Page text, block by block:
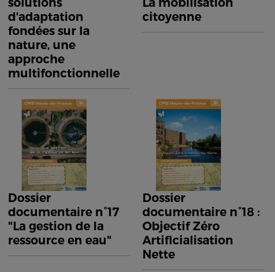
d'adaptation
fondées sur la
nature, une
approche
multifonctionnelle
citoyenne
Dossier
documentaire n°17
"La gestion de la
ressource en eau"
Dossier
documentaire n°18 :
Objectif Zéro
Artificialisation
Nette